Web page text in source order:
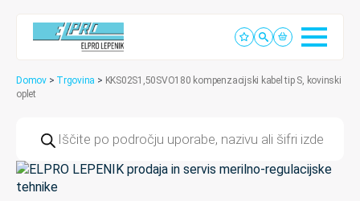
Domov > Trgovina > KKS02S1,50SVO180 kompenzacijski kabel tip S, kovinski
oplet
search